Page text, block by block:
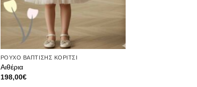
ΡΟΥΧΟ ΒΑΠΤΙΣΗΣ ΚΟΡΙΤΣΙ
Αιθέρια
198,00€